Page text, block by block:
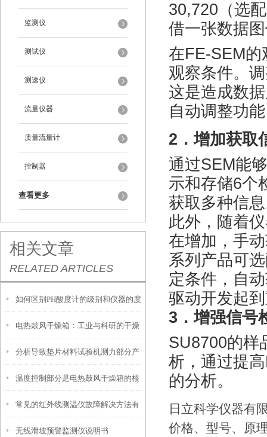
监测仪
测试仪
测速仪
流量仪器
质量流量计
控制器
查看更多
相关文章
RELATED ARTICLES
如何区别PH酸度计的级别和仪器的度
电热鼓风干燥箱：工业与科研的干燥
好帮手
分析导致垫片材料试验机测力部分产
生摩擦力的原因
温度控制部分是电热鼓风干燥箱的核
心部分
常见的红外线测温仪故障解决方法有
哪些
无线滑坡预警监测仪说明书
30,720 （选
借一张数据
在FE-SEM的
观察条件。
这是造成数
自动调整功
2 ．增加获
通过SEM能
示和存储6个
获取多种信
此外，随着
在增加，手
系列产品可选
定条件，自
驱动开发起
3 ．增强信号
SU8700的样
析，通过提
的分析。
日立科学仪器有
价格、型号、原